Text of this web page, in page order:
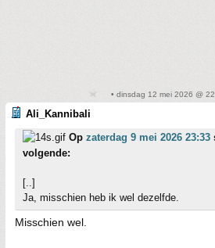
• dinsdag 12 mei 2026 @
Ali_Kannibali
Op zaterdag 9 mei 2026 23:33
volgende:
[..]
Ja, misschien heb ik wel dezelfde.
Misschien wel.